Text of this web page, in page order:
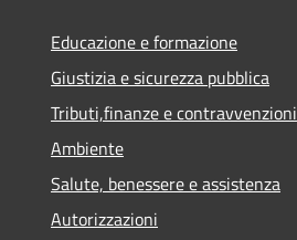
Educazione e formazione
Giustizia e sicurezza pubblica
Tributi,finanze e contravvenzioni
Ambiente
Salute, benessere e assistenza
Autorizzazioni